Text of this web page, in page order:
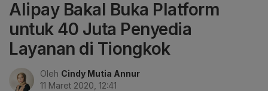
Alipay Bakal Buka Platform
untuk 40 Juta Penyedia
Layanan di Tiongkok
Oleh Cindy Mutia Annur
11 Maret 2020, 12:41